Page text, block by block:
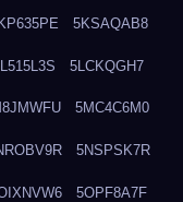
5KSAQAB8
5LCKQGH7
5MC4C6M0
5NSPSK7R
5OPF8A7F